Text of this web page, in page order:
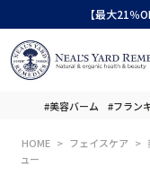
【最大21％
#美容バーム #フラン
HOME フェイスケア
ュー